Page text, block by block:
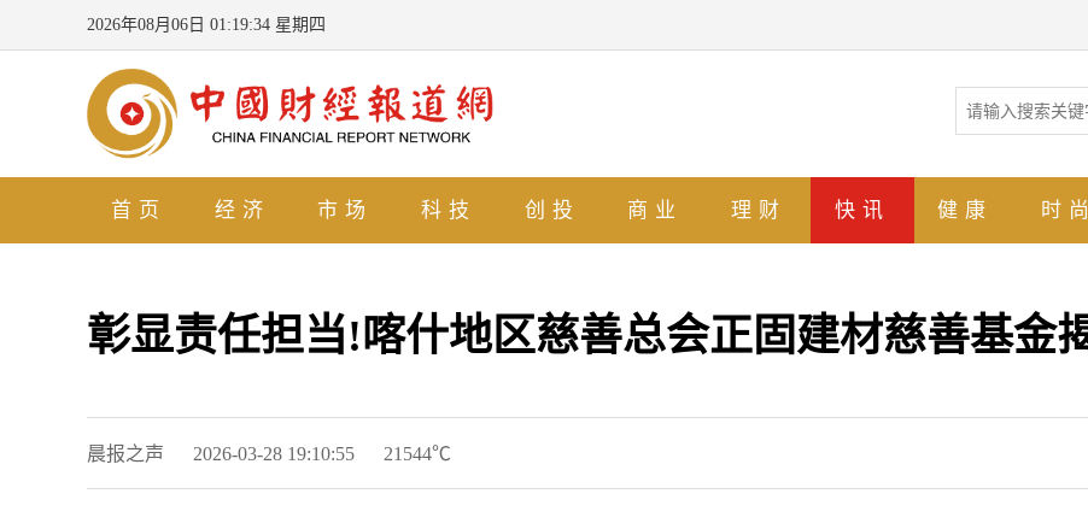
2026年08月06日 01:19:35 星期四
首页 经济 市场 科技 创投 商业 理财 快讯 健康 时尚
彰显责任担当!喀什地区慈善总会正固建材慈善基金
晨报之声 2026-03-28 19:10:55 21544℃